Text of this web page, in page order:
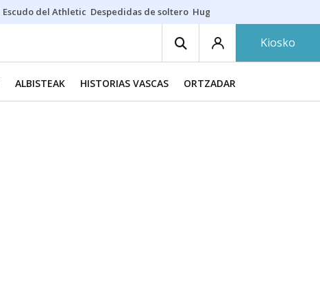
Escudo del Athletic Despedidas de soltero Hugo Rincón
Kiosko
ALBISTEAK HISTORIAS VASCAS ORTZADAR